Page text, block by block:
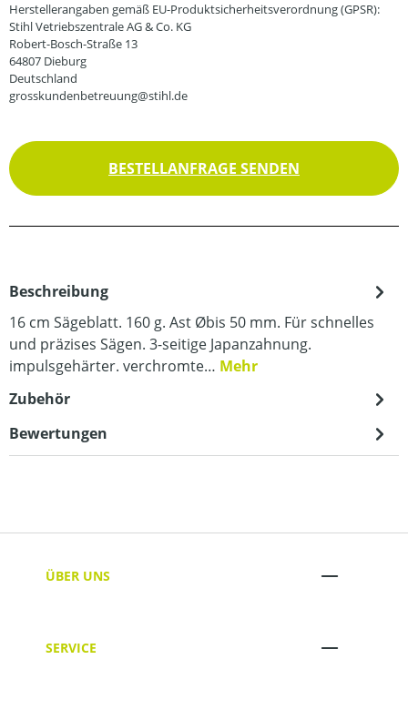
Herstellerangaben gemäß EU-Produktsicherheitsverordnung (GPSR):
Stihl Vetriebszentrale AG & Co. KG
Robert-Bosch-Straße 13
64807 Dieburg
Deutschland
grosskundenbetreuung@stihl.de
BESTELLANFRAGE SENDEN
Beschreibung
16 cm Sägeblatt. 160 g. Ast Øbis 50 mm. Für schnelles
und präzises Sägen. 3-seitige Japanzahnung.
impulsgehärter. verchromte… Mehr
Zubehör
Bewertungen
ÜBER UNS
SERVICE